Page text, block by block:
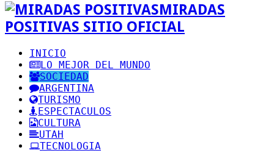
MIRADAS
POSITIVAS SITIO OFICIAL
INICIO
LO MEJOR DEL MUNDO
SOCIEDAD
ARGENTINA
TURISMO
ESPECTACULOS
CULTURA
UTAH
TECNOLOGIA